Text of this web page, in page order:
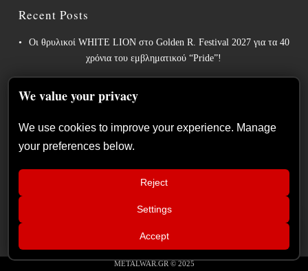
Recent Posts
Οι θρυλικοί WHITE LION στο Golden R. Festival 2027 για τα 40
χρόνια του εμβληματικού “Pride”!
Weekly War: Νέες heavy metal κυκλοφορίες 7/8/2026
Ανταπόκριση: Hills Of Rock 2026, Plovdiv BG – Day 3. Paradise
Πλόβντιβ
David Eugene Edwards και προαναγγέλλουν το νέο τους στούντιο
άλμπουμ.
METALWAR.GR © 2025
We value your privacy
We use cookies to improve your experience. Manage
your preferences below.
Reject
Settings
Accept
Metalwar